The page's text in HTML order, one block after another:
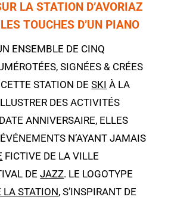
LA STATION D’AVORIAZ
TOUCHES D’UN PIANO
ENSEMBLE DE CINQ
SIGNÉES & CRÉES
STATION DESKI À LA
DES ACTIVITÉS
ANNIVERSAIRE, ELLES
N’AYANT JAMAIS
FICTIVE DE LA VILLE
DEJAZZ. LE LOGOTYPE
LA STATION, S’INSPIRANT DE